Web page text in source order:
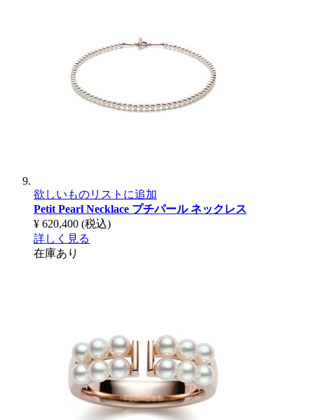
欲しいものリストに追加
Petit Pearl Necklace プチパール ネックレス
¥ 620,400 (税込)
詳しく見る
在庫あり